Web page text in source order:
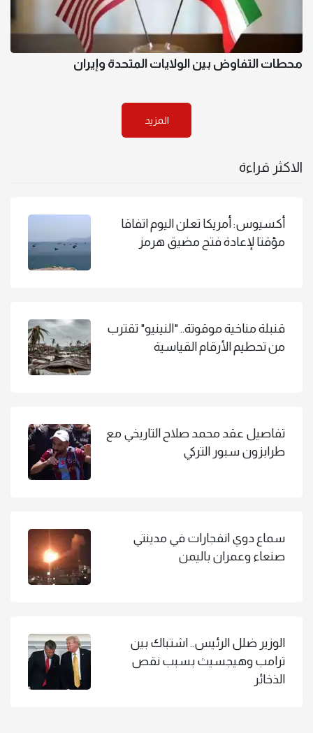
محطات التفاوض بين الولايات المتحدة وإيران
المزيد
الاكثر قراءة
أكسيوس: أمريكا تعلن اليوم اتفاقا
مؤقتا لإعادة فتح مضيق هرمز
قنبلة مناخية موقوتة.. "النينيو" تقترب
من تحطيم الأرقام القياسية
تفاصيل عقد محمد صلاح التاريخي مع
طرابزون سبور التركي
سماع دوي انفجارات في مدينتي
صنعاء وعمران باليمن
الوزير ضلل الرئيس.. اشتباك بين
ترامب وهيجسيث بسبب نقص
الذخائر